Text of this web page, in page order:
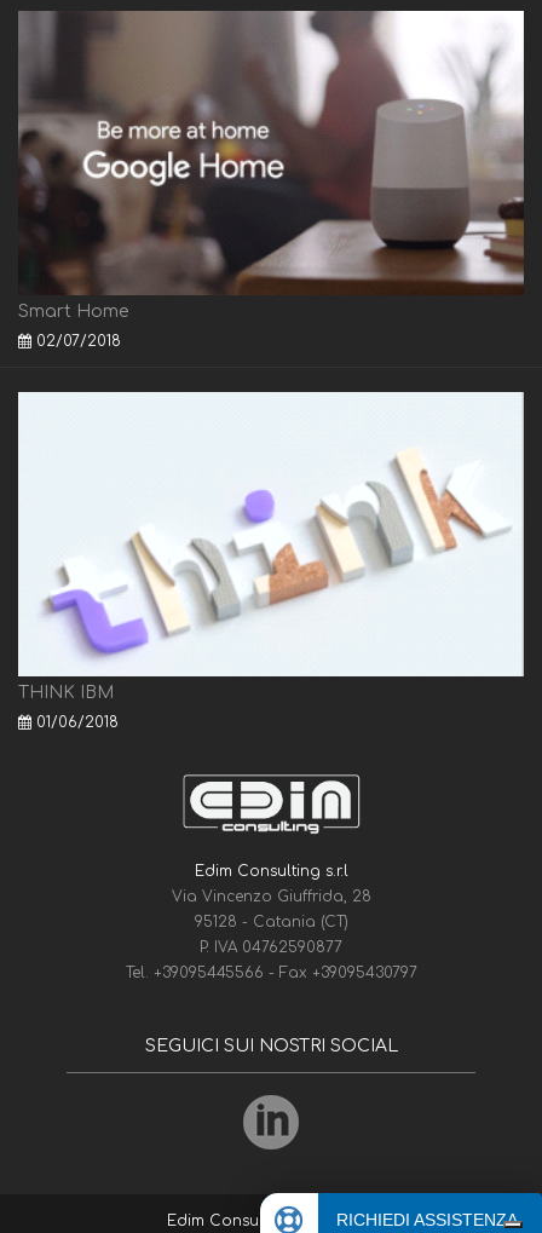
RICHIEDI ASSISTENZA
Smart Home
02/07/2018
THINK IBM
01/06/2018
Edim Consulting s.r.l
Via Vincenzo Giuffrida, 28
95128 - Catania (CT)
P. IVA 04762590877
Tel. +39095445566 - Fax +39095430797
SEGUICI SUI NOSTRI SOCIAL
Edim Consulting© 1975-2026